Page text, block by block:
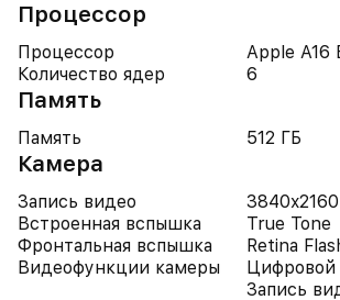
Процессор
Процессор
Apple A16
Количество ядер
6
Память
Память 512 ГБ
Камера
Запись видео
3840x2160
Встроенная вспышка
True Tone
Фронтальная вспышка
Retina
Видеофункции камеры
Цифровой
Запись